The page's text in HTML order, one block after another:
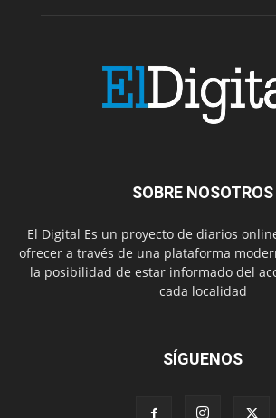
SOBRE NOSOTROS
El Digital Es un proyecto de diarios
ofrecer a través de una plataforma
la posibilidad de estar informado del
cada localidad
SÍGUENOS